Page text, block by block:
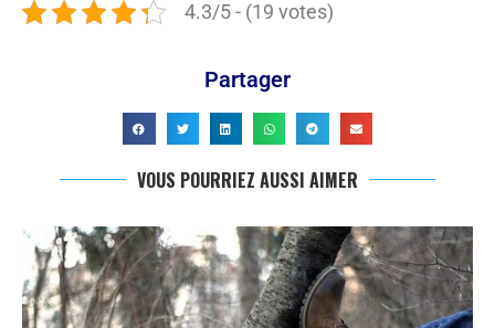
4.3/5 - (19 votes)
Partager
VOUS POURRIEZ AUSSI AIMER